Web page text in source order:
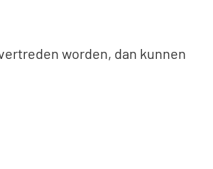
worden, dan kunnen